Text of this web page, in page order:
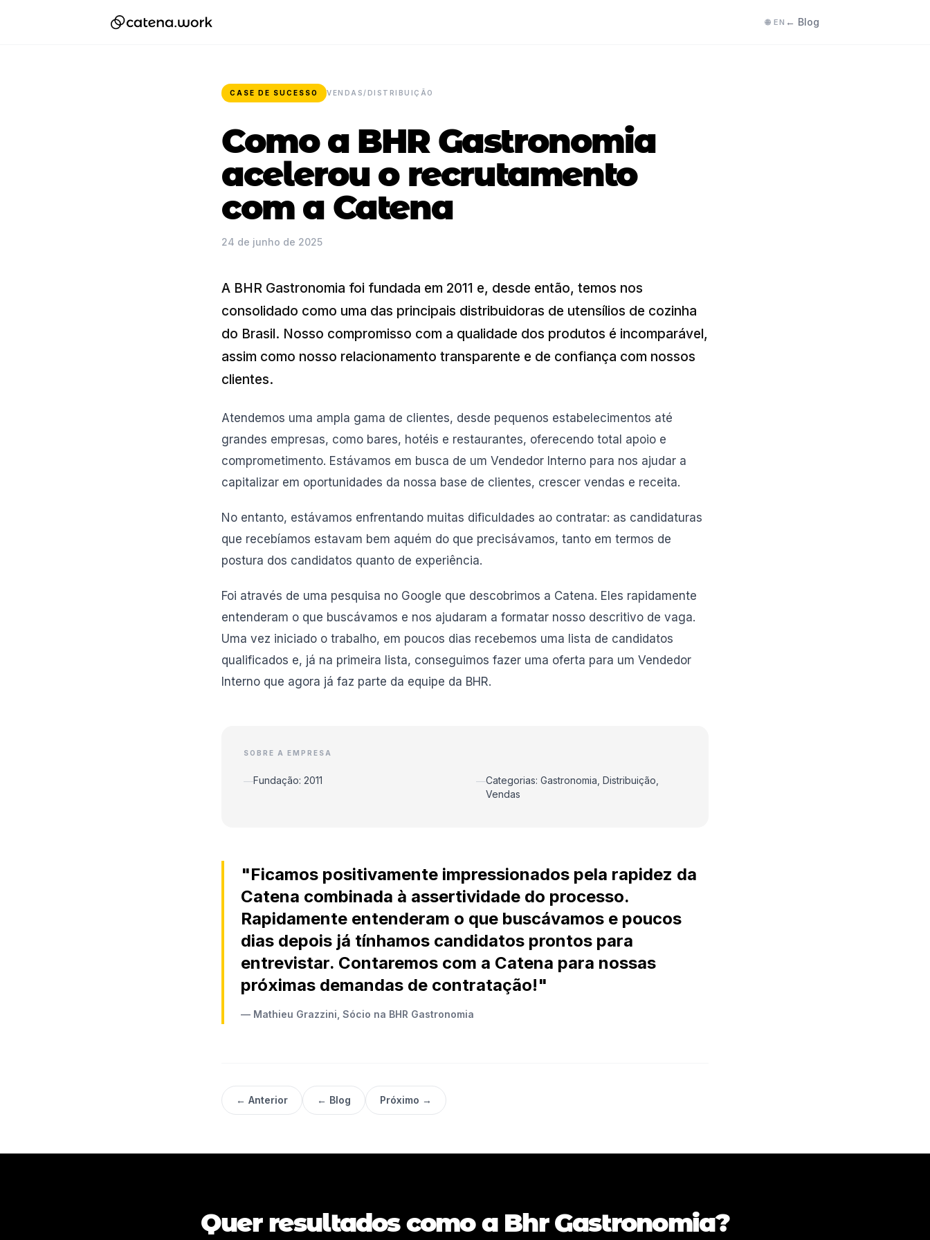
🌐 EN ← Blog
CASE DE SUCESSO VENDAS/DISTRIBUIÇÃO
Como a BHR Gastronomia
acelerou o recrutamento
com a Catena
24 de junho de 2025
A BHR Gastronomia foi fundada em 2011 e, desde então, temos nos
consolidado como uma das principais distribuidoras de utensílios de cozinha
do Brasil. Nosso compromisso com a qualidade dos produtos é incomparável,
assim como nosso relacionamento transparente e de confiança com nossos
clientes.
Atendemos uma ampla gama de clientes, desde pequenos estabelecimentos até
grandes empresas, como bares, hotéis e restaurantes, oferecendo total apoio e
comprometimento. Estávamos em busca de um Vendedor Interno para nos ajudar a
capitalizar em oportunidades da nossa base de clientes, crescer vendas e receita.
No entanto, estávamos enfrentando muitas dificuldades ao contratar: as candidaturas
que recebíamos estavam bem aquém do que precisávamos, tanto em termos de
postura dos candidatos quanto de experiência.
Foi através de uma pesquisa no Google que descobrimos a Catena. Eles rapidamente
entenderam o que buscávamos e nos ajudaram a formatar nosso descritivo de vaga.
Uma vez iniciado o trabalho, em poucos dias recebemos uma lista de candidatos
qualificados e, já na primeira lista, conseguimos fazer uma oferta para um Vendedor
Interno que agora já faz parte da equipe da BHR.
SOBRE A EMPRESA
—Fundação: 2011 —Categorias: Gastronomia, Distribuição,
Vendas
"Ficamos positivamente impressionados pela rapidez da
Catena combinada à assertividade do processo.
Rapidamente entenderam o que buscávamos e poucos
dias depois já tínhamos candidatos prontos para
entrevistar. Contaremos com a Catena para nossas
próximas demandas de contratação!"
— Mathieu Grazzini, Sócio na BHR Gastronomia
← Anterior ← Blog Próximo →
Quer resultados como a Bhr Gastronomia?